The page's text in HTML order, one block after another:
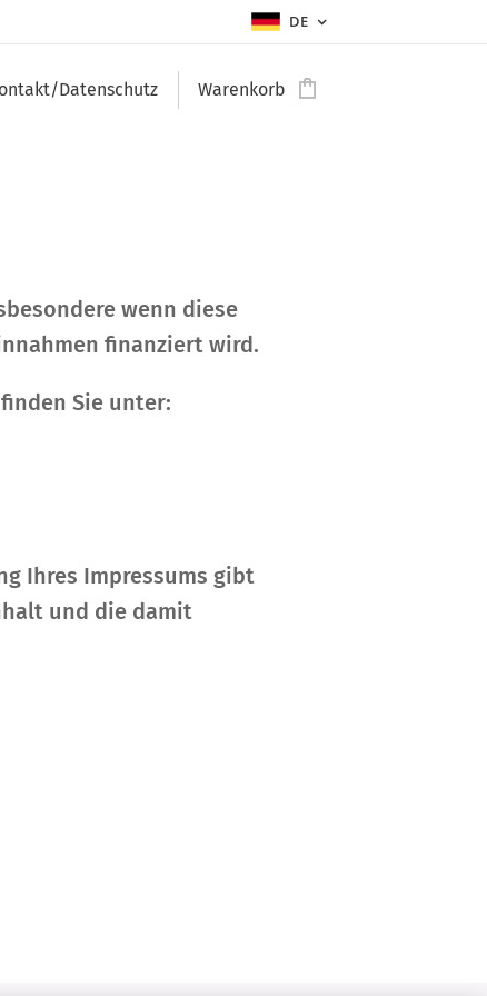
DE
Datenschutz Warenkorb
wenn diese
finanziert wird.
Sie unter:
Ihres Impressums gibt
und die damit